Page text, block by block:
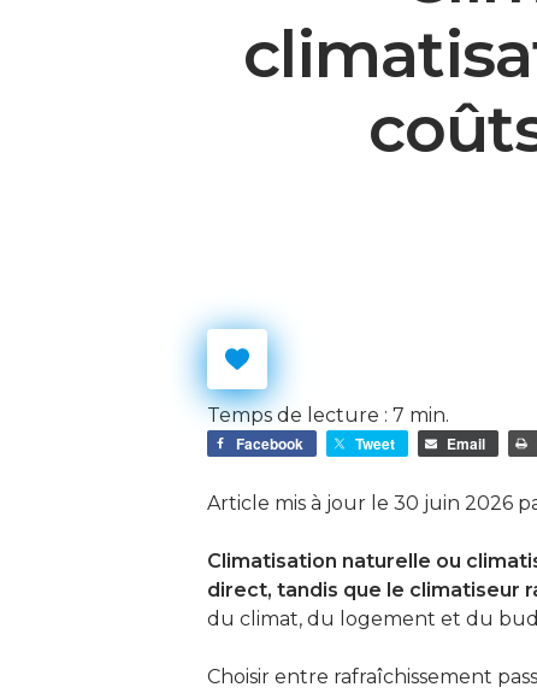
Hit enter to search or ESC to close
Temps de lecture : 7 min.
Facebook Tweet Email
Article mis à jour le 30 juin 2026
Climatisation naturelle ou
direct, tandis que le climatiseur
du climat, du logement et du
Choisir entre rafraîchissement